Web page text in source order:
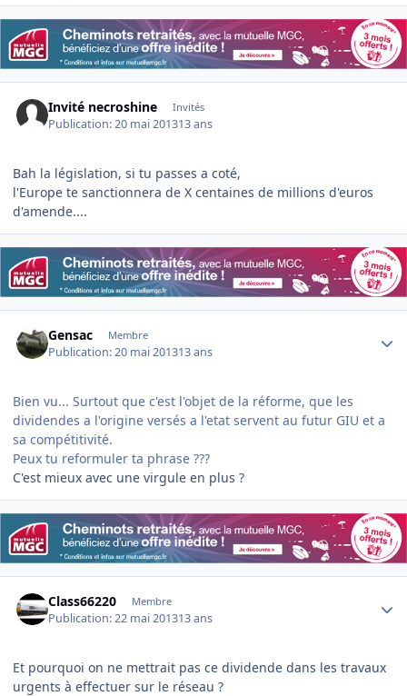
Invité necroshine Invités
Publication:20 mai 201313 ans
Bah la législation, si tu passes a coté,
l'Europe te sanctionnera de X centaines de millions d'euros
d'amende....
Gensac Membre
Publication:20 mai 201313 ans
Bien vu... Surtout que c'est l'objet de la réforme, que les
dividendes a l'origine versés a l'etat servent au futur GIU et a
sa compétitivité.
Peux tu reformuler ta phrase ???
C'est mieux avec une virgule en plus ?
Class66220 Membre
Publication:22 mai 201313 ans
Et pourquoi on ne mettrait pas ce dividende dans les travaux
urgents à effectuer sur le réseau ?